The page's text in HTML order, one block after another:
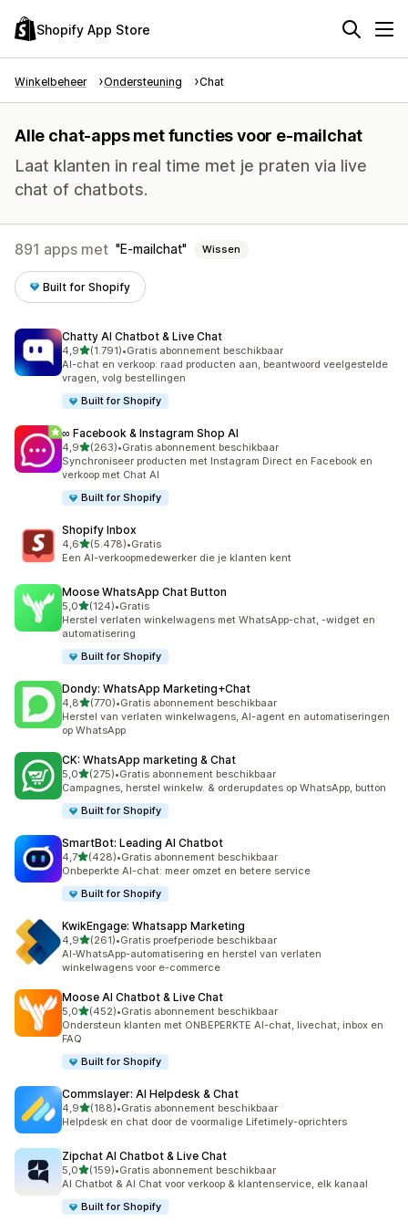
Shopify App Store
Winkelbeheer Ondersteuning Chat
Alle chat-apps met functies voor e-mailchat
Laat klanten in real time met je praten via live
chat of chatbots.
891 apps met E-mailchat Wissen
Built for Shopify
Chatty AI Chatbot & Live Chat
4,9van 5 sterren
(1.791)
1791 recensies in totaal
•Gratis abonnement beschikbaar
AI-chat en verkoop: raad producten aan, beantwoord veelgestelde
vragen, volg bestellingen
Built for Shopify
∞ Facebook & Instagram Shop AI
4,9van 5 sterren
(263)
263 recensies in totaal
•Gratis abonnement beschikbaar
Synchroniseer producten met Instagram Direct en Facebook en
verkoop met Chat AI
Built for Shopify
Shopify Inbox
4,6van 5 sterren
(5.478)
5478 recensies in totaal
•Gratis
Een AI-verkoopmedewerker die je klanten kent
Moose WhatsApp Chat Button
5,0van 5 sterren
(124)
124 recensies in totaal
•Gratis
Herstel verlaten winkelwagens met WhatsApp-chat, -widget en
automatisering
Built for Shopify
Dondy: WhatsApp Marketing+Chat
4,8van 5 sterren
(770)
770 recensies in totaal
•Gratis abonnement beschikbaar
Herstel van verlaten winkelwagens, AI-agent en automatiseringen
op WhatsApp
CK: WhatsApp marketing & Chat
5,0van 5 sterren
(275)
275 recensies in totaal
•Gratis abonnement beschikbaar
Campagnes, herstel winkelw. & orderupdates op WhatsApp, button
Built for Shopify
SmartBot: Leading AI Chatbot
4,7van 5 sterren
(428)
428 recensies in totaal
•Gratis abonnement beschikbaar
Onbeperkte AI-chat: meer omzet en betere service
Built for Shopify
KwikEngage: Whatsapp Marketing
4,9van 5 sterren
(261)
261 recensies in totaal
•Gratis proefperiode beschikbaar
AI-WhatsApp-automatisering en herstel van verlaten
winkelwagens voor e-commerce
Moose AI Chatbot & Live Chat
5,0van 5 sterren
(452)
452 recensies in totaal
•Gratis abonnement beschikbaar
Ondersteun klanten met ONBEPERKTE AI-chat, livechat, inbox en
FAQ
Built for Shopify
Commslayer: AI Helpdesk & Chat
4,9van 5 sterren
(188)
188 recensies in totaal
•Gratis abonnement beschikbaar
Helpdesk en chat door de voormalige Lifetimely-oprichters
Zipchat AI Chatbot & Live Chat
5,0van 5 sterren
(159)
159 recensies in totaal
•Gratis abonnement beschikbaar
AI Chatbot & AI Chat voor verkoop & klantenservice, elk kanaal
Built for Shopify